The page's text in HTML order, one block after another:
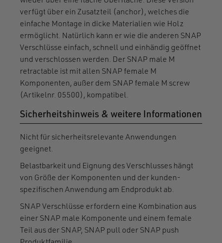
Verschlüsse einfach, schnell und einhändig geöffnet
und verschlossen werden. Der SNAP male M
retractable ist mit allen SNAP female M
Komponenten, außer dem SNAP female M screw
(Artikelnr. 05500), kompatibel.
Sicherheitshinweis & weitere Informationen
Nicht für sicherheitsrelevante Anwendungen
geeignet.
von Größe der Komponenten und der kunden-
spezifischen Anwendung am Endprodukt ab.
SNAP Verschlüsse erfordern eine Kombination aus
einer SNAP male Komponente und einem female
Teil aus der SNAP, SNAP pull oder SNAP push
Produktfamilie.
Einsatzgebiet